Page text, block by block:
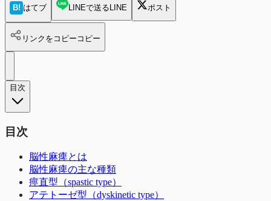
B! はてブ LINEで送る LINE ポスト
リンクをコピー コピー
目次
目次
脳性麻痺とは
脳性麻痺の主な種類
痙直型（spastic type）
アテトーゼ型（dyskinetic type）